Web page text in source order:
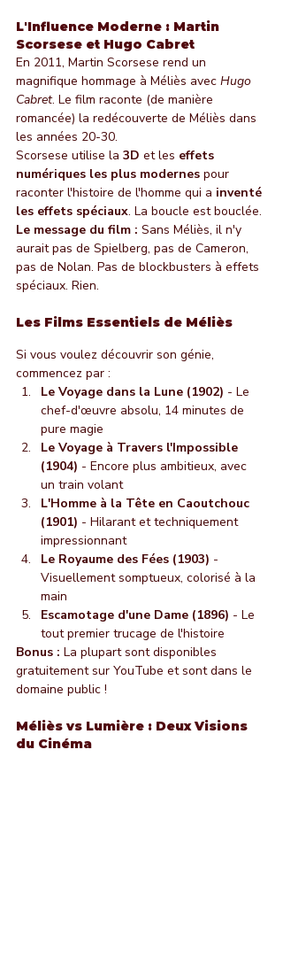
L'Influence Moderne : Martin
Scorsese et Hugo Cabret
En 2011, Martin Scorsese rend un
magnifique hommage à Méliès avec Hugo
Cabret. Le film raconte (de manière
romancée) la redécouverte de Méliès dans
les années 20-30.
Scorsese utilise la 3D et les effets
numériques les plus modernes pour
raconter l'histoire de l'homme qui a inventé
les effets spéciaux. La boucle est bouclée.
Le message du film : Sans Méliès, il n'y
aurait pas de Spielberg, pas de Cameron,
pas de Nolan. Pas de blockbusters à effets
spéciaux. Rien.
Les Films Essentiels de Méliès
Si vous voulez découvrir son génie,
commencez par :
Le Voyage dans la Lune (1902) - Le
chef-d'œuvre absolu, 14 minutes de
pure magie
Le Voyage à Travers l'Impossible
(1904) - Encore plus ambitieux, avec
un train volant
L'Homme à la Tête en Caoutchouc
(1901) - Hilarant et techniquement
impressionnant
Le Royaume des Fées (1903) -
Visuellement somptueux, colorisé à la
main
Escamotage d'une Dame (1896) - Le
tout premier trucage de l'histoire
Bonus : La plupart sont disponibles
gratuitement sur YouTube et sont dans le
domaine public !
Méliès vs Lumière : Deux Visions
du Cinéma